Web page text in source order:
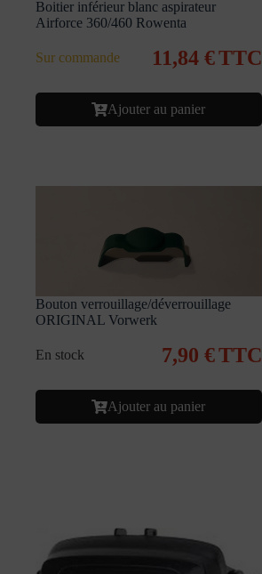
Boitier inférieur blanc aspirateur
Airforce 360/460 Rowenta
Sur commande 11,84 €TTC
Ajouter au panier
Bouton verrouillage/déverrouillage
ORIGINAL Vorwerk
En stock 7,90 €TTC
Ajouter au panier